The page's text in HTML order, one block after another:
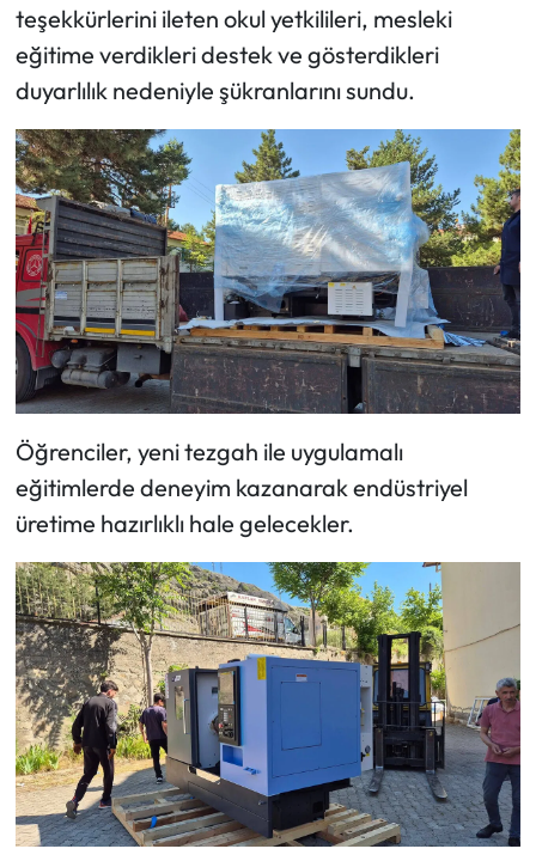
teşekkürlerini ileten okul yetkilileri, mesleki
eğitime verdikleri destek ve gösterdikleri
duyarlılık nedeniyle şükranlarını sundu.
Öğrenciler, yeni tezgah ile uygulamalı
eğitimlerde deneyim kazanarak endüstriyel
üretime hazırlıklı hale gelecekler.
Kültür Sanat
Laçin Haberleri
Magazin
Mecitözü Haberleri
Oğuzlar Haberleri
Ortaköy Haberleri
Osmancık Haberleri
Otomotiv
Resmi İlan
Resmi Reklam
Sağlık
Siyaset
Spor
Sungurlu Haberleri